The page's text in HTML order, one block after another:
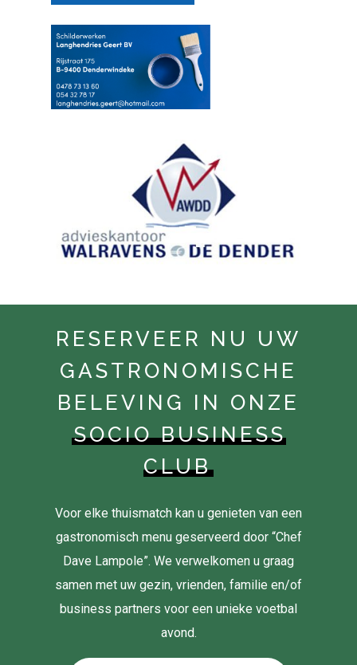
RESERVEER NU UW
GASTRONOMISCHE
BELEVING IN ONZE
SOCIO BUSINESS
CLUB
Voor elke thuismatch kan u genieten van een
gastronomisch menu geserveerd door “Chef
Dave Lampole”. We verwelkomen u graag
samen met uw gezin, vrienden, familie en/of
business partners voor een unieke voetbal
avond.